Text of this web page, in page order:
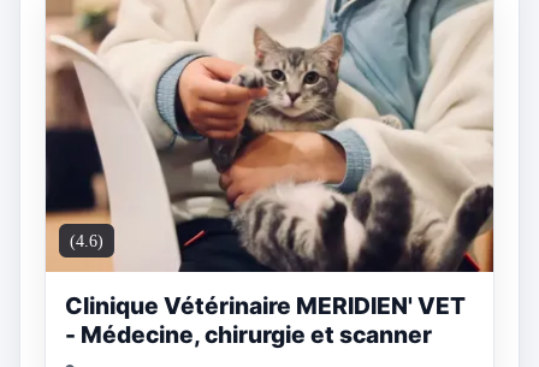
(4.6)
Clinique Vétérinaire MERIDIEN' VET
- Médecine, chirurgie et scanner